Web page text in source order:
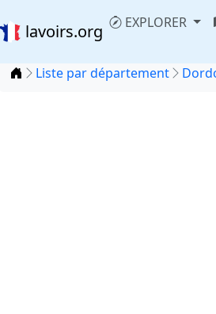
lavoirs.org EXPLORER
Accueil
Liste par département